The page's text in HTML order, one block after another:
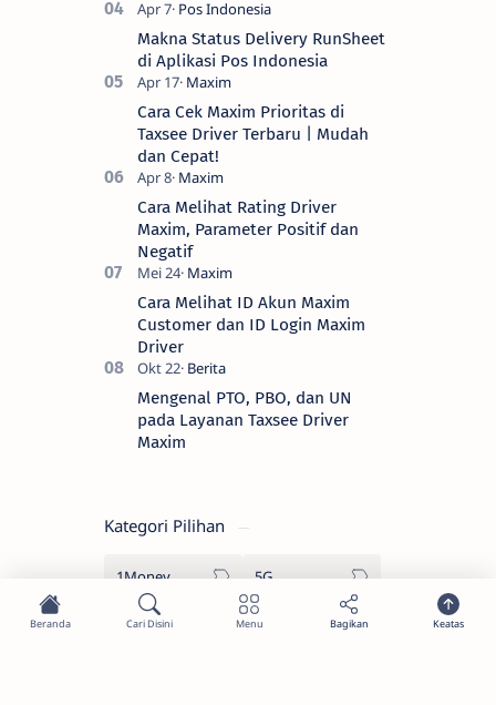
Makna Status Delivery RunSheet
di Aplikasi Pos Indonesia
Cara Cek Maxim Prioritas di
Taxsee Driver Terbaru | Mudah
dan Cepat!
Cara Melihat Rating Driver
Maxim, Parameter Positif dan
Negatif
Cara Melihat ID Akun Maxim
Customer dan ID Login Maxim
Driver
Mengenal PTO, PBO, dan UN
pada Layanan Taxsee Driver
Maxim
Kategori Pilihan
1Money 5G
Ac Ac Pintar